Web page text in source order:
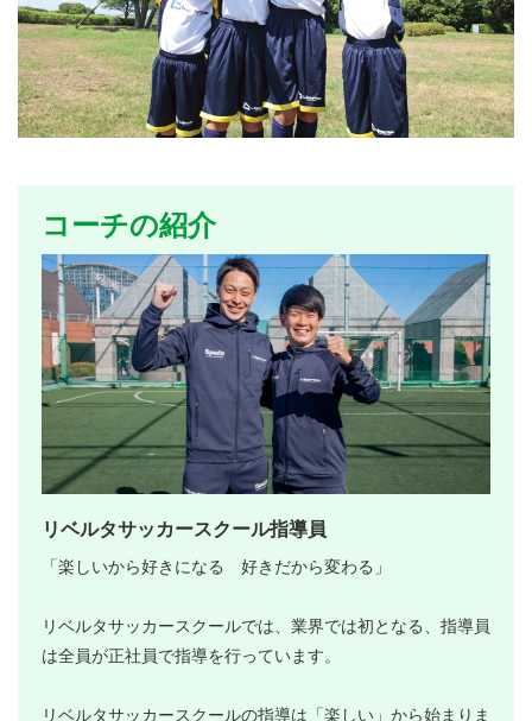
コーチの紹介
リベルタサッカースクール指導員
「楽しいから好きになる 好きだから変わる」
リベルタサッカースクールでは、業界では初となる、指導員
は全員が正社員で指導を行っています。
リベルタサッカースクールの指導は「楽しい」から始まりま